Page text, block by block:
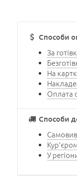
Способи
За
На
Оплата
Способи
У